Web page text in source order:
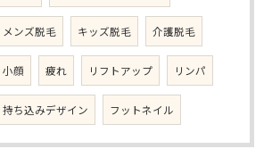
メンズ脱毛 キッズ脱毛 介護脱毛
小顔 疲れ リフトアップ リンパ
持ち込みデザイン フットネイル